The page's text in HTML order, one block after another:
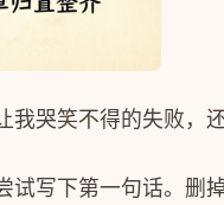
哭笑不得的失败，
写下第一句话。删